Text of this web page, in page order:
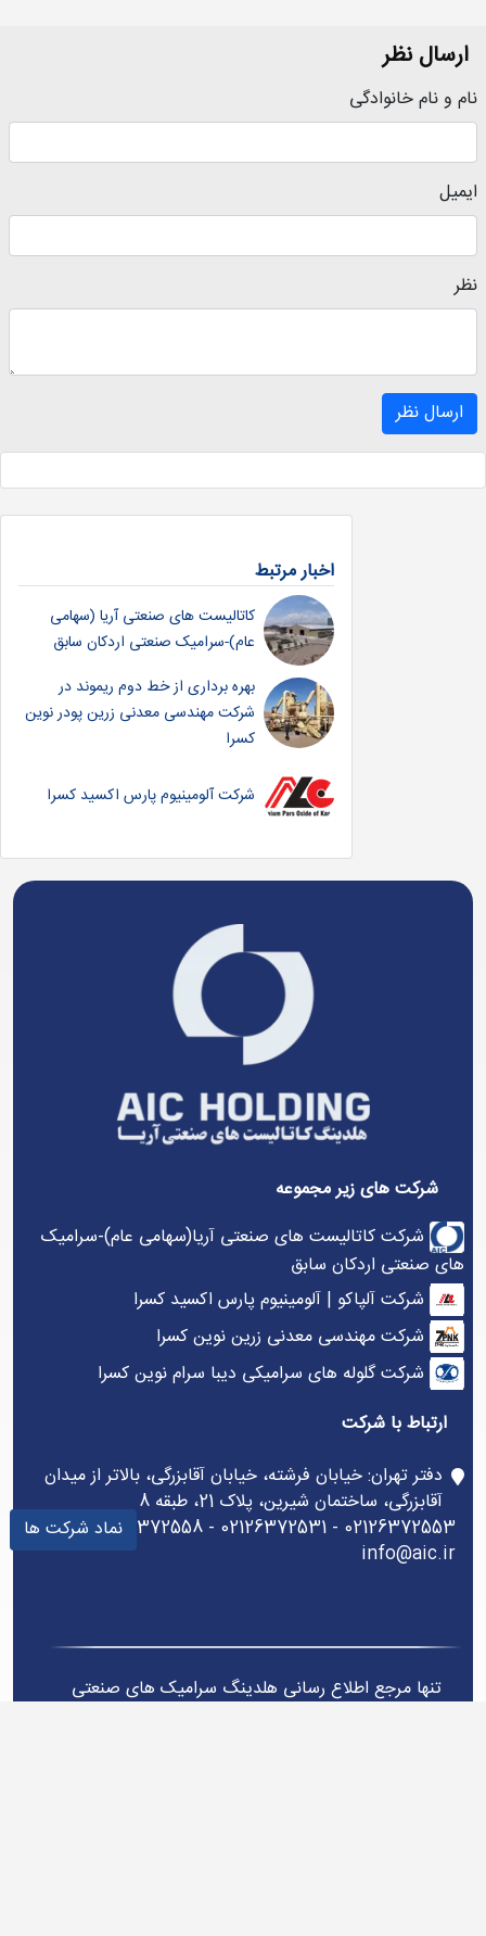
ارسال نظر
نام و نام خانوادگی
ایمیل
نظر
ارسال نظر
اخبار مرتبط
کاتالیست های صنعتی آریا (سهامی
عام)-سرامیک صنعتی اردکان سابق
بهره برداری از خط دوم ریموند در
شرکت مهندسی معدنی زرین پودر نوین
کسرا
شرکت آلومینیوم پارس اکسید کسرا
نماد شرکت ها
شرکت های زیر مجموعه
شرکت کاتالیست های صنعتی آریا(سهامی عام)-سرامیک
های صنعتی اردکان سابق
شرکت آلپاکو | آلومینیوم پارس اکسید کسرا
شرکت مهندسی معدنی زرین نوین کسرا
شرکت گلوله های سرامیکی دیبا سرام نوین کسرا
ارتباط با شرکت
دفتر تهران: خیابان فرشته، خیابان آقابزرگی، بالاتر از میدان
آقابزرگی، ساختمان شیرین، پلاک 21، طبقه 8
02126372553 - 02126372531 - 02126372558
info@aic.ir
تنها مرجع اطلاع رسانی هلدینگ سرامیک های صنعتی